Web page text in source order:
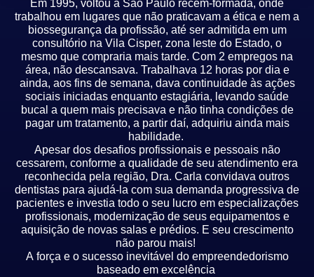
Em 1995, voltou a São Paulo recém-formada, onde
trabalhou em lugares que não praticavam a ética e nem a
biossegurança da profissão, até ser admitida em um
consultório na Vila Cisper, zona leste do Estado, o
mesmo que compraria mais tarde. Com 2 empregos na
área, não descansava. Trabalhava 12 horas por dia e
ainda, aos fins de semana, dava continuidade às ações
sociais iniciadas enquanto estagiária, levando saúde
bucal a quem mais precisava e não tinha condições de
pagar um tratamento, a partir daí, adquiriu ainda mais
habilidade.
Apesar dos desafios profissionais e pessoais não
cessarem, conforme a qualidade de seu atendimento era
reconhecida pela região, Dra. Carla convidava outros
dentistas para ajudá-la com sua demanda progressiva de
pacientes e investia todo o seu lucro em especializações
profissionais, modernização de seus equipamentos e
aquisição de novas salas e prédios. E seu crescimento
não parou mais!
A força e o sucesso inevitável do empreendedorismo
baseado em excelência